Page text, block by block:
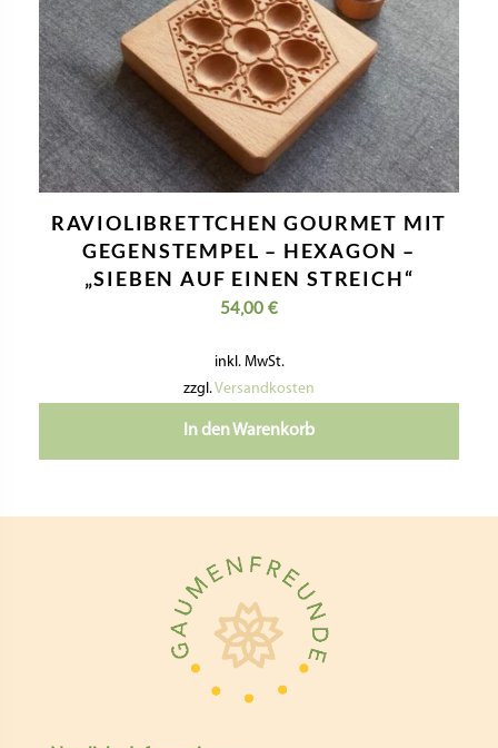
RAVIOLIBRETTCHEN GOURMET MIT
GEGENSTEMPEL – HEXAGON –
„SIEBEN AUF EINEN STREICH“
54,00 €
inkl. MwSt.
zzgl.Versandkosten
In den Warenkorb